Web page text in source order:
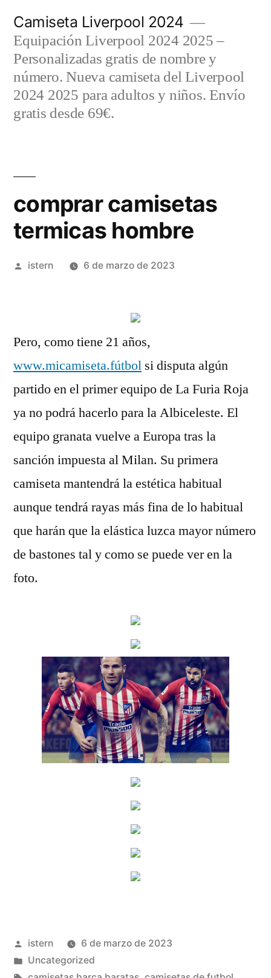
contenido
Camiseta Liverpool 2024
Equipación Liverpool 2024 2025 –
Personalizadas gratis de nombre y
número. Nueva camiseta del Liverpool
2024 2025 para adultos y niños. Envío
gratis desde 69€.
comprar camisetas
termicas hombre
Publicado
istern 6 de marzo de 2023
Pero, como tiene 21 años,
www.micamiseta.fútbol si disputa algún
partido en el primer equipo de La Furia Roja
ya no podrá hacerlo para la Albiceleste. El
equipo granata vuelve a Europa tras la
sanción impuesta al Milan. Su primera
camiseta mantendrá la estética habitual
aunque tendrá rayas más fina de lo habitual
que harán que la elástica luzca mayor número
de bastones tal y como se puede ver en la
foto.
Publicado
por
istern
6 de marzo de 2023
Publicado
Uncategorized